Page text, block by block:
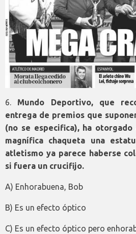
6. Mundo Deportivo, que
entrega de premios que
(no se especifica), ha otorgado
magnífica chaqueta una
atletismo ya parece haberse
si fuera un crucifijo.
A) Enhorabuena, Bob
B) Es un efecto óptico
C) Es un efecto óptico pero